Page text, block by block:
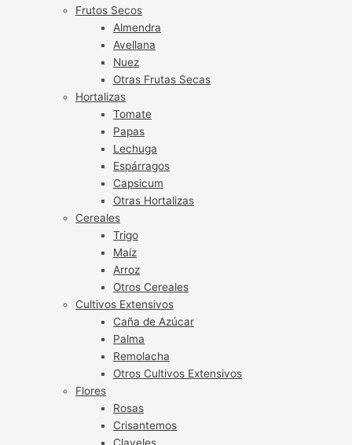
Frutos Secos
Almendra
Avellana
Nuez
Otras Frutas Secas
Hortalizas
Tomate
Papas
Lechuga
Espárragos
Capsicum
Otras Hortalizas
Cereales
Trigo
Maíz
Arroz
Otros Cereales
Cultivos Extensivos
Caña de Azúcar
Palma
Remolacha
Otros Cultivos Extensivos
Flores
Rosas
Crisantemos
Claveles